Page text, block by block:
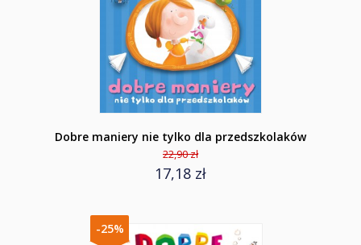
Dobre maniery nie tylko dla przedszkolaków
22,90 zł
17,18 zł
-25%